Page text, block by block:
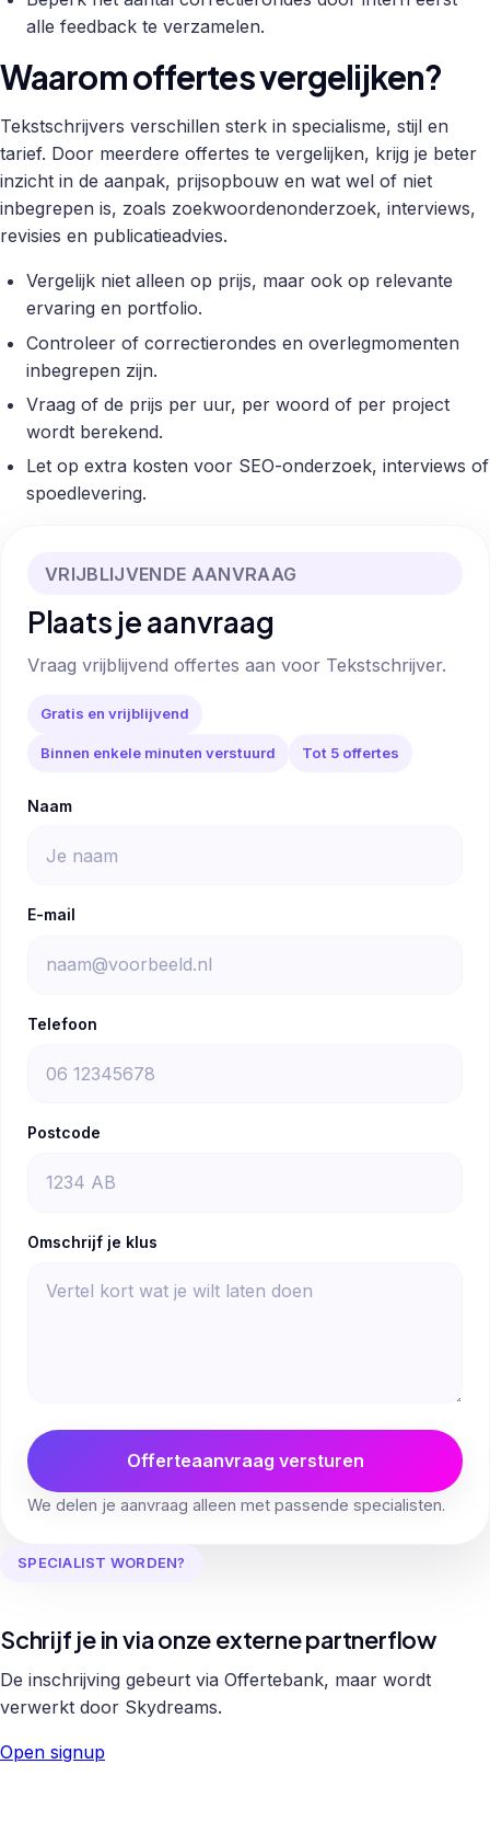
alle feedback te verzamelen.
Waarom offertes vergelijken?
Tekstschrijvers verschillen sterk in specialisme, stijl en
tarief. Door meerdere offertes te vergelijken, krijg je beter
inzicht in de aanpak, prijsopbouw en wat wel of niet
inbegrepen is, zoals zoekwoordenonderzoek, interviews,
revisies en publicatieadvies.
Vergelijk niet alleen op prijs, maar ook op relevante
ervaring en portfolio.
Controleer of correctierondes en overlegmomenten
inbegrepen zijn.
Vraag of de prijs per uur, per woord of per project
wordt berekend.
Let op extra kosten voor SEO-onderzoek, interviews of
spoedlevering.
VRIJBLIJVENDE AANVRAAG
Plaats je aanvraag
Vraag vrijblijvend offertes aan voor Tekstschrijver.
Gratis en vrijblijvend
Binnen enkele minuten verstuurd Tot 5 offertes
Naam
E-mail
Telefoon
Postcode
Omschrijf je klus
Offerteaanvraag versturen
We delen je aanvraag alleen met passende specialisten.
SPECIALIST WORDEN?
Schrijf je in via onze externe partnerflow
De inschrijving gebeurt via Offertebank, maar wordt
verwerkt door Skydreams.
Open signup